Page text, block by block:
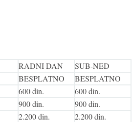
RADNI DAN
SUB-NED
BESPLATNO
BESPLATNO
600 din.
600 din.
900 din.
900 din.
2.200 din.
2.200 din.